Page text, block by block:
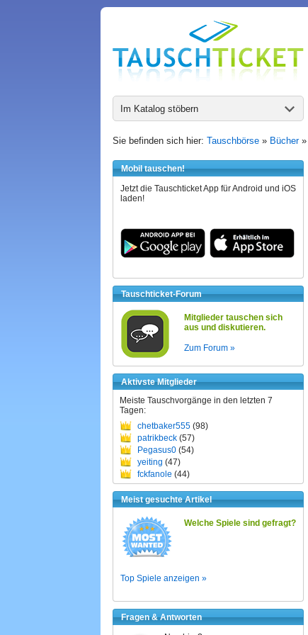
Im Katalog stöbern
Sie befinden sich hier: Tauschbörse » Bücher»
Mobil tauschen!
Jetzt die Tauschticket App für Android und iOS
laden!
Tauschticket-Forum
Mitglieder tauschen sich
aus und diskutieren.
Zum Forum »
Aktivste Mitglieder
Meiste Tauschvorgänge in den letzten 7
Tagen:
chetbaker555 (98)
patrikbeck (57)
Pegasus0 (54)
yeiting (47)
fckfanole (44)
Meist gesuchte Artikel
Welche Spiele sind gefragt?
Top Spiele anzeigen »
Fragen & Antworten